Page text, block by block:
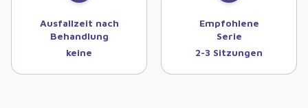
Ausfallzeit nach
Behandlung
keine
Empfohlene
Serie
2-3 Sitzungen